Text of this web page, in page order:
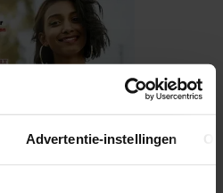
Advertentie-instellingen